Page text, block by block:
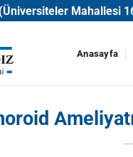
Mahallesi
Anasayfa